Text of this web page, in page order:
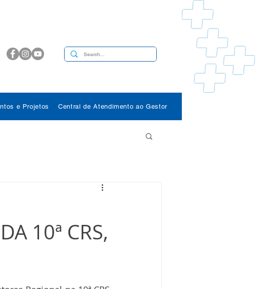
e Projetos Central de Atendimento ao Gestor
10ª CRS,